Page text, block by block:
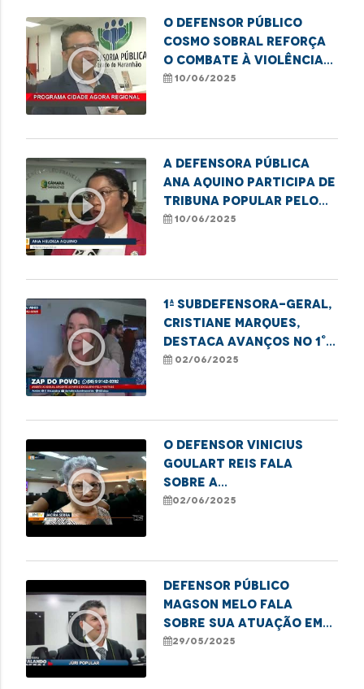
play_circle_outline
O defensor público
Cosmo Sobral reforça
o combate à violência
contra a pessoa idosa
10/06/2025
play_circle_outline
A defensora pública
Ana Aquino participa de
Tribuna Popular pelo
Mês do Orgulho LGBT+
10/06/2025
play_circle_outline
1ª Subdefensora-geral,
Cristiane Marques,
destaca avanços no 1°
Encontro de
02/06/2025
play_circle_outline
O Defensor Vinicius
Goulart Reis fala
sobre a
conscientização no
02/06/2025
play_circle_outline
Defensor público
Magson Melo fala
sobre sua atuação em
Juri Popular
29/05/2025